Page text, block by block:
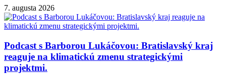
7. augusta 2026
Podcast s Barborou Lukáčovou: Bratislavský kraj
reaguje na klimatickú zmenu strategickými
projektmi.